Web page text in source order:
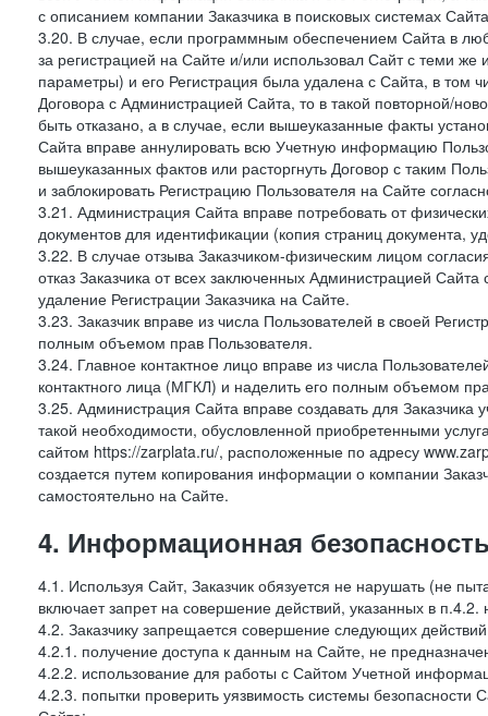
с описанием компании Заказчика в поисковых системах
3.20. В случае, если программным обеспечением Сайта в
за регистрацией на Сайте и/или использовал Сайт с теми
параметры) и его Регистрация была удалена с Сайта, в том
Договора с Администрацией Сайта, то в такой повторной/
быть отказано, а в случае, если вышеуказанные факты
Сайта вправе аннулировать всю Учетную информацию
вышеуказанных фактов или расторгнуть Договор с таким
и заблокировать Регистрацию Пользователя на Сайте
3.21. Администрация Сайта вправе потребовать от
документов для идентификации (копия страниц документа,
3.22. В случае отзыва Заказчиком-физическим лицом
отказ Заказчика от всех заключенных Администрацией
удаление Регистрации Заказчика на Сайте.
3.23. Заказчик вправе из числа Пользователей в своей
полным объемом прав Пользователя.
3.24. Главное контактное лицо вправе из числа
контактного лица (МГКЛ) и наделить его полным объемом
3.25. Администрация Сайта вправе создавать для
такой необходимости, обусловленной приобретенными
сайтом https://zarplata.ru/, расположенные по адресу
создается путем копирования информации о компании
самостоятельно на Сайте.
4. Информационная
4.1. Используя Сайт, Заказчик обязуется не нарушать (не
включает запрет на совершение действий, указанных в
4.2. Заказчику запрещается совершение следующих
4.2.1. получение доступа к данным на Сайте, не
4.2.2. использование для работы с Сайтом Учетной
4.2.3. попытки проверить уязвимость системы